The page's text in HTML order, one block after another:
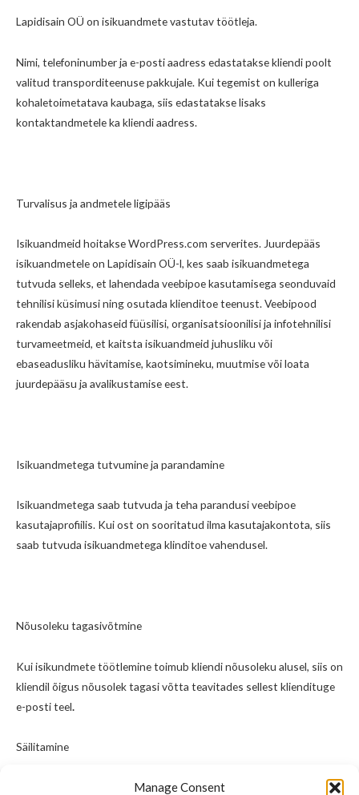
Manage Consent
Lapidisain OÜ on isikuandmete vastutav töötleja.
Nimi, telefoninumber ja e-posti aadress edastatakse kliendi poolt
valitud transporditeenuse pakkujale. Kui tegemist on kulleriga
kohaletoimetatava kaubaga, siis edastatakse lisaks
kontaktandmetele ka kliendi aadress.
Turvalisus ja andmetele ligipääs
Isikuandmeid hoitakse WordPress.com serverites. Juurdepääs
isikuandmetele on Lapidisain OÜ-l, kes saab isikuandmetega
tutvuda selleks, et lahendada veebipoe kasutamisega seonduvaid
tehnilisi küsimusi ning osutada klienditoe teenust. Veebipood
rakendab asjakohaseid füüsilisi, organisatsioonilisi ja infotehnilisi
turvameetmeid, et kaitsta isikuandmeid juhusliku või
ebaseadusliku hävitamise, kaotsimineku, muutmise või loata
juurdepääsu ja avalikustamise eest.
Isikuandmetega tutvumine ja parandamine
Isikuandmetega saab tutvuda ja teha parandusi veebipoe
kasutajaprofiilis. Kui ost on sooritatud ilma kasutajakontota, siis
saab tutvuda isikuandmetega klinditoe vahendusel.
Nõusoleku tagasivõtmine
Kui isikundmete töötlemine toimub kliendi nõusoleku alusel, siis on
kliendil õigus nõusolek tagasi võtta teavitades sellest kliendituge
e-posti teel.
Säilitamine
Veebipoe kliendikonto sulgemisel kustutatakse isikuandmed, va